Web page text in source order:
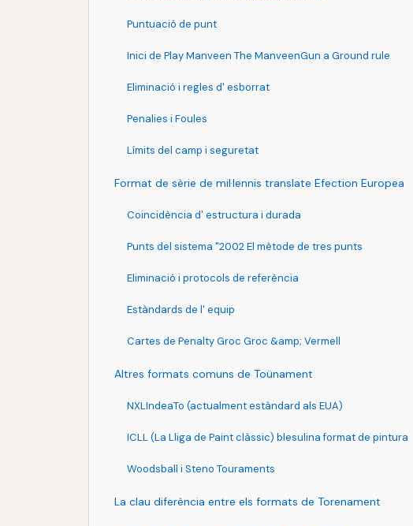
Puntuació de punt
Inici de Play Manveen The ManveenGun a Ground rule
Eliminació i regles d' esborrat
Penalies i Foules
Límits del camp i seguretat
Format de sèrie de mil·lennis translate Efection Europea
Coincidència d' estructura i durada
Punts del sistema "2002 El mètode de tres punts
Eliminació i protocols de referència
Estàndards de l' equip
Cartes de Penalty Groc Groc &amp; Vermell
Altres formats comuns de Toünament
NXLIndeaTo (actualment estàndard als EUA)
ICLL (La Lliga de Paint clàssic) blesulina format de pintura
Woodsball i Steno Touraments
La clau diferència entre els formats de Torenament